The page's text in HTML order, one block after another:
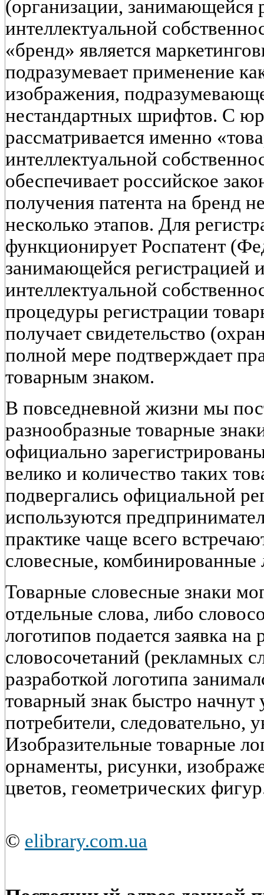
(организации, занимающейся
интеллектуальной
«бренд» является
подразумевает применение
изображения,
нестандартных шрифтов. С
рассматривается именно
интеллектуальной
обеспечивает российское
получения патента на бренд
несколько этапов. Для
функционирует Роспатент
занимающейся регистрацией
интеллектуальной
процедуры регистрации
получает свидетельство
полной мере подтверждает
товарным знаком.
В повседневной жизни мы
разнообразные товарные
официально
велико и количество таких
подвергались официальной
используются
практике чаще всего
словесные, комбинированные
Товарные словесные знаки
отдельные слова, либо
логотипов подается заявка на
словосочетаний (рекламных
разработкой логотипа
товарный знак быстро начнут
потребители, следовательно,
Изобразительные товарные
орнаменты, рисунки,
цветов, геометрических
© elibrary.com.ua